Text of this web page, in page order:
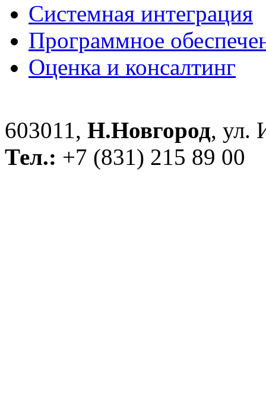
Системная интеграция
Программное
Оценка и консалтинг
603011, Н.Новгород, ул.
Тел.: +7 (831) 215 89 00